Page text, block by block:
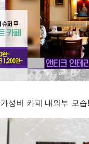
성비 카페 내외부 모습!